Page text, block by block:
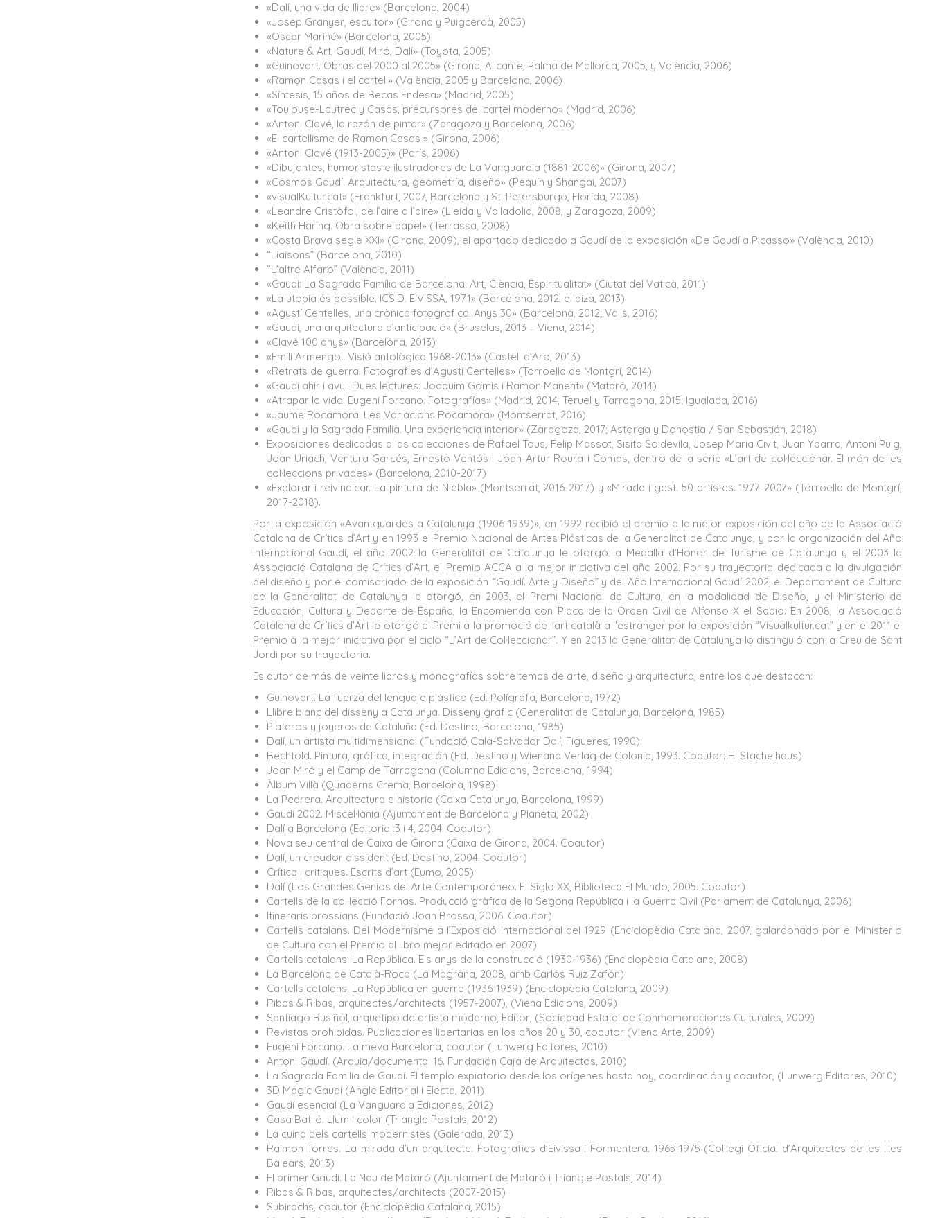
«Dalí, una vida de llibre» (Barcelona, 2004)
«Josep Granyer, escultor» (Girona y Puigcerdà, 2005)
«Oscar Mariné» (Barcelona, 2005)
«Nature & Art, Gaudí, Miró, Dalí» (Toyota, 2005)
«Guinovart. Obras del 2000 al 2005» (Girona, Alicante, Palma de Mallorca, 2005, y València, 2006)
«Ramon Casas i el cartell» (València, 2005 y Barcelona, 2006)
«Síntesis, 15 años de Becas Endesa» (Madrid, 2005)
«Toulouse-Lautrec y Casas, precursores del cartel moderno» (Madrid, 2006)
«Antoni Clavé, la razón de pintar» (Zaragoza y Barcelona, 2006)
«El cartellisme de Ramon Casas » (Girona, 2006)
«Antoni Clavé (1913-2005)» (París, 2006)
«Dibujantes, humoristas e ilustradores de La Vanguardia (1881-2006)» (Girona, 2007)
«Cosmos Gaudí. Arquitectura, geometría, diseño» (Pequín y Shangai, 2007)
«visualKultur.cat» (Frankfurt, 2007, Barcelona y St. Petersburgo, Florida, 2008)
«Leandre Cristòfol, de l’aire a l’aire» (Lleida y Valladolid, 2008, y Zaragoza, 2009)
«Keith Haring. Obra sobre papel» (Terrassa, 2008)
«Costa Brava segle XXI» (Girona, 2009), el apartado dedicado a Gaudí de la exposición «De Gaudí a Picasso» (València, 2010)
“Liaisons” (Barcelona, 2010)
“L’altre Alfaro” (València, 2011)
«Gaudí: La Sagrada Família de Barcelona. Art, Ciència, Espiritualitat» (Ciutat del Vaticà, 2011)
«La utopia és possible. ICSID. EIVISSA, 1971» (Barcelona, 2012, e Ibiza, 2013)
«Agustí Centelles, una crònica fotogràfica. Anys 30» (Barcelona, 2012; Valls, 2016)
«Gaudí, una arquitectura d’anticipació» (Bruselas, 2013 – Viena, 2014)
«Clavé 100 anys» (Barcelona, 2013)
«Emili Armengol. Visió antològica 1968-2013» (Castell d’Aro, 2013)
«Retrats de guerra. Fotografies d’Agustí Centelles» (Torroella de Montgrí, 2014)
«Gaudí ahir i avui. Dues lectures: Joaquim Gomis i Ramon Manent» (Mataró, 2014)
«Atrapar la vida. Eugeni Forcano. Fotografías» (Madrid, 2014, Teruel y Tarragona, 2015; Igualada, 2016)
«Jaume Rocamora. Les Variacions Rocamora» (Montserrat, 2016)
«Gaudí y la Sagrada Familia. Una experiencia interior» (Zaragoza, 2017; Astorga y Donostia / San Sebastián, 2018)
Exposiciones dedicadas a las colecciones de Rafael Tous, Felip Massot, Sisita Soldevila, Josep Maria Civit, Juan Ybarra, Antoni Puig,
Joan Uriach, Ventura Garcés, Ernesto Ventós i Joan-Artur Roura i Comas, dentro de la serie «L’art de col·leccionar. El món de les
col·leccions privades» (Barcelona, 2010-2017)
«Explorar i reivindicar. La pintura de Niebla» (Montserrat, 2016-2017) y «Mirada i gest. 50 artistes. 1977-2007» (Torroella de Montgrí,
2017-2018).
Por la exposición «Avantguardes a Catalunya (1906-1939)», en 1992 recibió el premio a la mejor exposición del año de la Associació
Catalana de Crítics d’Art y en 1993 el Premio Nacional de Artes Plásticas de la Generalitat de Catalunya, y por la organización del Año
Internacional Gaudí, el año 2002 la Generalitat de Catalunya le otorgó la Medalla d’Honor de Turisme de Catalunya y el 2003 la
Associació Catalana de Crítics d’Art, el Premio ACCA a la mejor iniciativa del año 2002. Por su trayectoria dedicada a la divulgación
del diseño y por el comisariado de la exposición “Gaudí. Arte y Diseño” y del Año Internacional Gaudí 2002, el Departament de Cultura
de la Generalitat de Catalunya le otorgó, en 2003, el Premi Nacional de Cultura, en la modalidad de Diseño, y el Ministerio de
Educación, Cultura y Deporte de España, la Encomienda con Placa de la Orden Civil de Alfonso X el Sabio. En 2008, la Associació
Catalana de Crítics d’Art le otorgó el Premi a la promoció de lʼart català a lʼestranger por la exposición “Visualkultur.cat” y en el 2011 el
Premio a la mejor iniciativa por el ciclo “L’Art de Col·leccionar”. Y en 2013 la Generalitat de Catalunya lo distinguió con la Creu de Sant
Jordi por su trayectoria.
Es autor de más de veinte libros y monografías sobre temas de arte, diseño y arquitectura, entre los que destacan:
Guinovart. La fuerza del lenguaje plástico (Ed. Polígrafa, Barcelona, 1972)
Llibre blanc del disseny a Catalunya. Disseny gràfic (Generalitat de Catalunya, Barcelona, 1985)
Plateros y joyeros de Cataluña (Ed. Destino, Barcelona, 1985)
Dalí, un artista multidimensional (Fundació Gala-Salvador Dalí, Figueres, 1990)
Bechtold. Pintura, gráfica, integración (Ed. Destino y Wienand Verlag de Colonia, 1993. Coautor: H. Stachelhaus)
Joan Miró y el Camp de Tarragona (Columna Edicions, Barcelona, 1994)
Àlbum Villà (Quaderns Crema, Barcelona, 1998)
La Pedrera. Arquitectura e historia (Caixa Catalunya, Barcelona, 1999)
Gaudí 2002. Miscel·lània (Ajuntament de Barcelona y Planeta, 2002)
Dalí a Barcelona (Editorial 3 i 4, 2004. Coautor)
Nova seu central de Caixa de Girona (Caixa de Girona, 2004. Coautor)
Dalí, un creador dissident (Ed. Destino, 2004. Coautor)
Crítica i critiques. Escrits d’art (Eumo, 2005)
Dalí (Los Grandes Genios del Arte Contemporáneo. El Siglo XX, Biblioteca El Mundo, 2005. Coautor)
Cartells de la col·lecció Fornas. Producció gràfica de la Segona República i la Guerra Civil (Parlament de Catalunya, 2006)
Itineraris brossians (Fundació Joan Brossa, 2006. Coautor)
Cartells catalans. Del Modernisme a l’Exposició Internacional del 1929 (Enciclopèdia Catalana, 2007, galardonado por el Ministerio
de Cultura con el Premio al libro mejor editado en 2007)
Cartells catalans. La República. Els anys de la construcció (1930-1936) (Enciclopèdia Catalana, 2008)
La Barcelona de Català-Roca (La Magrana, 2008, amb Carlos Ruiz Zafón)
Cartells catalans. La República en guerra (1936-1939) (Enciclopèdia Catalana, 2009)
Ribas & Ribas, arquitectes/architects (1957-2007), (Viena Edicions, 2009)
Santiago Rusiñol, arquetipo de artista moderno, Editor, (Sociedad Estatal de Conmemoraciones Culturales, 2009)
Revistas prohibidas. Publicaciones libertarias en los años 20 y 30, coautor (Viena Arte, 2009)
Eugeni Forcano. La meva Barcelona, coautor (Lunwerg Editores, 2010)
Antoni Gaudí. (Arquia/documental 16. Fundación Caja de Arquitectos, 2010)
La Sagrada Familia de Gaudí. El templo expiatorio desde los orígenes hasta hoy, coordinación y coautor, (Lunwerg Editores, 2010)
3D Magic Gaudí (Angle Editorial i Electa, 2011)
Gaudí esencial (La Vanguardia Ediciones, 2012)
Casa Batlló. Llum i color (Triangle Postals, 2012)
La cuina dels cartells modernistes (Galerada, 2013)
Raimon Torres. La mirada d’un arquitecte. Fotografies d’Eivissa i Formentera. 1965-1975 (Col·legi Oficial d’Arquitectes de les Illes
Balears, 2013)
El primer Gaudí. La Nau de Mataró (Ajuntament de Mataró i Triangle Postals, 2014)
Ribas & Ribas, arquitectes/architects (2007-2015)
Subirachs, coautor (Enciclopèdia Catalana, 2015)